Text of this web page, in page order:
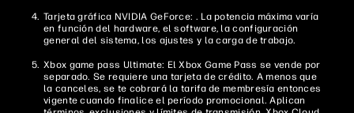
Tarjeta gráfica NVIDIA GeForce: . La potencia máxima varía
en función del hardware, el software, la configuración
general del sistema, los ajustes y la carga de trabajo.
Xbox game pass Ultimate: El Xbox Game Pass se vende por
separado. Se requiere una tarjeta de crédito. A menos que
la canceles, se te cobrará la tarifa de membresía entonces
vigente cuando finalice el período promocional. Aplican